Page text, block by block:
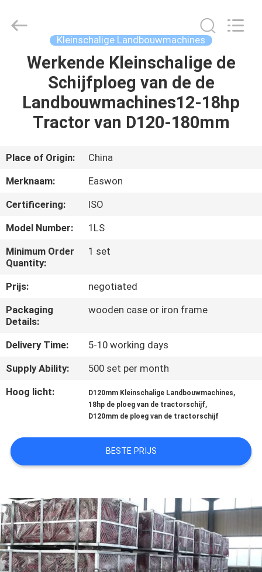
HUIS
PRODUCTEN
ONS
KWALITEITSCONTROLE
CONTACTEER
ONS
NIEUWS
VERZOEK
OM EEN
CITAAT
SITEMAP
POLICY
Export
Kleinschalige Landbouwmachines
Werkende Kleinschalige de
Schijfploeg van de de
Landbouwmachines12-18hp
Tractor van D120-180mm
Place of Origin:
China
Merknaam:
Easwon
Certificering:
ISO
Model Number:
1LS
Minimum Order
Quantity:
1 set
Prijs:
negotiated
Packaging
Details:
wooden case or iron frame
Delivery Time:
5-10 working days
Supply Ability:
500 set per month
Hoog licht:
D120mm Kleinschalige Landbouwmachines,
18hp de ploeg van de tractorschijf,
D120mm de ploeg van de tractorschijf
BESTE PRIJS